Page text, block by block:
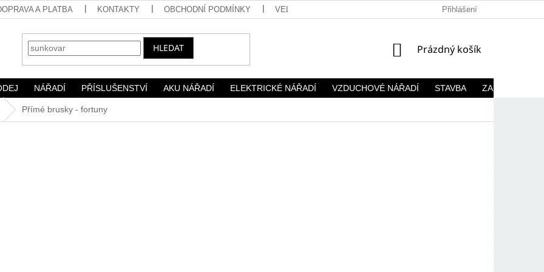
A PLATBA KONTAKTY OBCHODNÍ PODMÍNKY VELKOOBCHOD Přihlášení
HLEDAT
NÁKUPNÍ
Prázdný košík
NÁŘADÍ PŘÍSLUŠENSTVÍ AKU NÁŘADÍ ELEKTRICKÉ NÁŘADÍ VZDUCHOVÉ NÁŘADÍ STAVBA ZAHRADA
Přímé brusky - fortuny